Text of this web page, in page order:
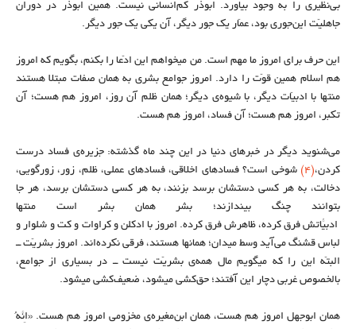
بی‌نظیری را به وجود بیاورد. ابوذر کم‌انسانی نیست. همین ابوذر در دوران
جاهلیّت این‌جوری بود، عمّار یک جور دیگر، آن یکی یک جور دیگر.
این حرف برای امروز ما مهم است. من میخواهم این ادّعا را بکنم، بگویم که امروز
هم اسلام همین قوّت را دارد. امروز جوامع بشری به همان صفات مبتلا هستند
منتها با ادبیّات دیگر، با شیوه‌ی دیگر؛ همان ظلم آن روز، امروز هم هست؛ آن
تکبر، امروز هم هست؛ آن فساد، امروز هم هست.
می‌شنوید دیگر در خبرهای دنیا در این چند ماه گذشته: جزیره‌ی فساد درست
کردن،(۴)
شوخی است؟ فسادهای اخلاقی، فسادهای عملی، ظلم، زور، زورگویی،
دخالت، به هر کسی دستشان برسد بزنند، به هر کسی دستشان برسد، هر جا
بتوانند چنگ بیندازند؛ بشر همان بشر است منتها
ادبیّاتش فرق کرده، ظاهرش فرق کرده. امروز با اُدکلن و کراوات و کت و شلوار و
لباس قشنگ می‌آید وسط میدان؛ همانها هستند، فرقی نکرده‌اند. امروز بشریّت ــ
البتّه این را که میگویم مال همه‌ی بشریّت نیست ــ در بسیاری از جوامع،
بالخصوص غربی دچار این آفتند؛ حق‌کشی میشود،‌ ضعیف‌کشی میشود.
همان ابوجهل امروز هم هست، همان ابن‌مغیره‌ی‌ مخزومی امروز هم هست. «اِنَّهُ